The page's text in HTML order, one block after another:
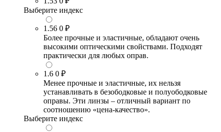
Выберите индекс
1.56 0 ₽
Более прочные и эластичные, обладают очень
высокими оптическими свойствами. Подходят
практически для любых оправ.
1.6 0 ₽
Менее прочные и эластичные, их нельзя
устанавливать в безободковые и полуободковые
оправы. Эти линзы – отличный вариант по
соотношению «цена-качество».
Выберите индекс